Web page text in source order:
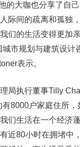
的大咖也分享了自
际间的疏离和孤独
们的生活变得更加
城市规划与建筑设计
表示。
局执行董事Tilly
有8000户家庭住所
们生活在一个经济
近80小时在拥堵中